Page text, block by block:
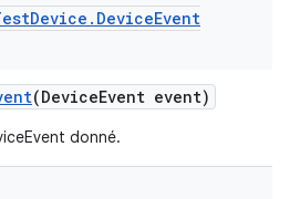
Device . DeviceEvent
(DeviceEvent event)
donné.